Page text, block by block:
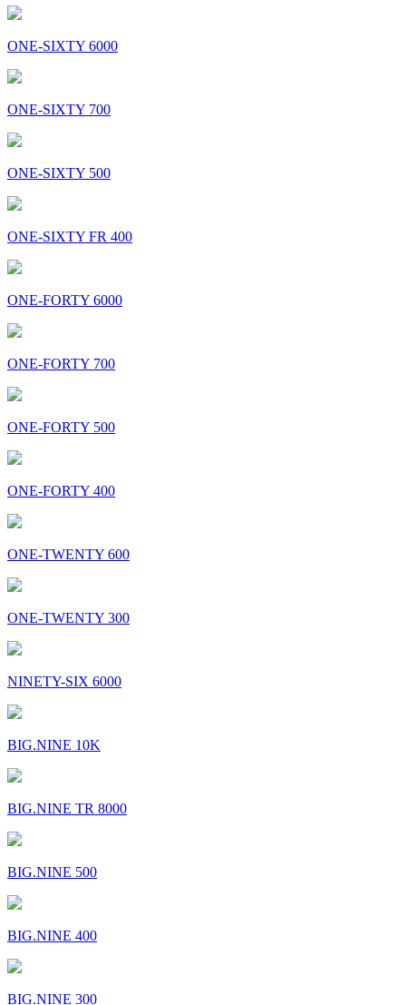
ONE-SIXTY 6000
ONE-SIXTY 700
ONE-SIXTY 500
ONE-SIXTY FR 400
ONE-FORTY 6000
ONE-FORTY 700
ONE-FORTY 500
ONE-FORTY 400
ONE-TWENTY 600
ONE-TWENTY 300
NINETY-SIX 6000
BIG.NINE 10K
BIG.NINE TR 8000
BIG.NINE 500
BIG.NINE 400
BIG.NINE 300